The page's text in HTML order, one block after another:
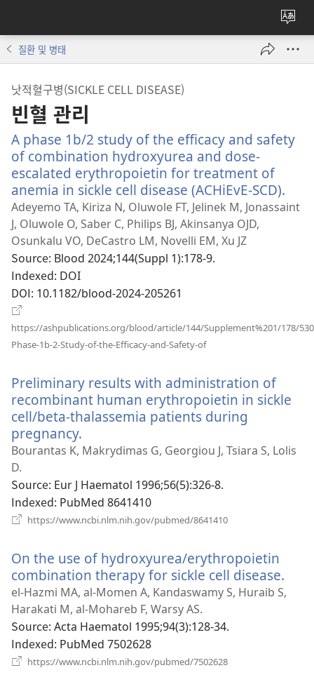
사이
변경
질환 및 병태
낫적혈구병(SICKLE CELL DISEASE)
빈혈 관리
A phase 1b/2 study of the efficacy and safety
of combination hydroxyurea and dose-
escalated erythropoietin for treatment of
anemia in sickle cell disease (ACHiEvE-SCD).
로
Adeyemo TA, Kiriza N, Oluwole FT, Jelinek M, Jonassaint
J, Oluwole O, Saber C, Philips BJ, Akinsanya OJD,
Osunkalu VO, DeCastro LM, Novelli EM, Xu JZ
Source‎: Blood 2024;144(Suppl 1):178-9.
Indexed‎: DOI
DOI‎: 10.1182/blood-2024-205261
https://ashpublications.org/blood/article/144/Supplement%201/178/
Phase-1b-2-Study-of-the-Efficacy-and-Safety-of(새
창
열
기)
Preliminary results with administration of
recombinant human erythropoietin in sickle
cell/beta-thalassemia patients during
pregnancy.
로
창
열
기)
Bourantas K, Makrydimas G, Georgiou J, Tsiara S, Lolis
D.
Source‎: Eur J Haematol 1996;56(5):326-8.
Indexed‎: PubMed 8641410
https://www.ncbi.nlm.nih.gov/pubmed/8641410
창
열
기)
On the use of hydroxyurea/erythropoietin
combination therapy for sickle cell disease.
로
el-Hazmi MA, al-Momen A, Kandaswamy S, Huraib S,
Harakati M, al-Mohareb F, Warsy AS.
Source‎: Acta Haematol 1995;94(3):128-34.
Indexed‎: PubMed 7502628
https://www.ncbi.nlm.nih.gov/pubmed/7502628